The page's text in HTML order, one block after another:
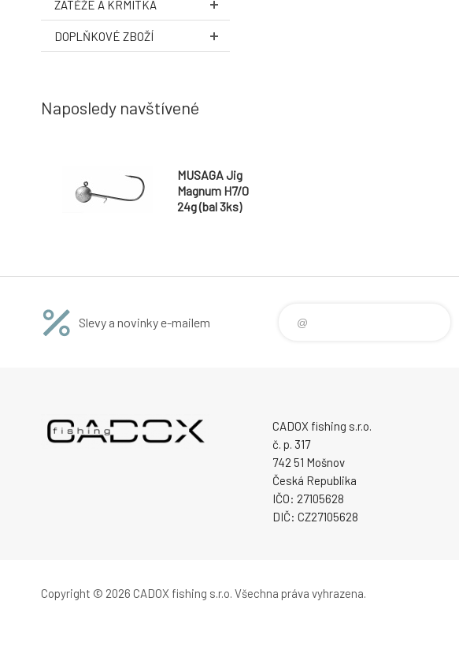
ZÁTĚŽE A KRMÍTKA
DOPLŇKOVÉ ZBOŽÍ
Naposledy navštívené
MUSAGA Jig
Magnum H7/0
24g (bal 3ks)
Slevy a novinky e-mailem
CADOX fishing s.r.o.
č. p. 317
742 51 Mošnov
Česká Republika
IČO: 27105628
DIČ: CZ27105628
Copyright © 2026 CADOX fishing s.r.o. Všechna práva vyhrazena.